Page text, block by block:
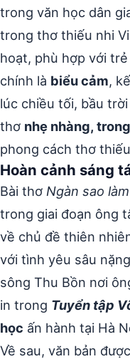
trong văn học dân
trong thơ thiếu nhi
hoạt, phù hợp với
chính là biểu cảm,
lúc chiều tối, bầu
thơ nhẹ nhàng,
phong cách thơ
Hoàn cảnh sáng
Bài thơ Ngàn sao
trong giai đoạn ông
về chủ đề thiên
với tình yêu sâu
sông Thu Bồn nơi
in trong Tuyển tập
học ấn hành tại Hà
Về sau, văn bản